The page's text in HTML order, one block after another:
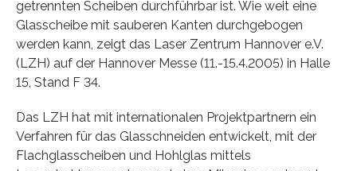
getrennten Scheiben durchführbar ist. Wie weit eine
Glasscheibe mit sauberen Kanten durchgebogen
werden kann, zeigt das Laser Zentrum Hannover e.V.
(LZH) auf der Hannover Messe (11.-15.4.2005) in Halle
15, Stand F 34.
Das LZH hat mit internationalen Projektpartnern ein
Verfahren für das Glasschneiden entwickelt, mit der
Flachglasscheiben und Hohlglas mittels